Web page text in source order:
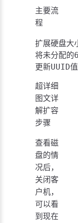
主要流
程
扩展硬盘大
将未分配的
超详细
图文详
解扩容
步骤
查看磁
盘的情
况后，
关闭客
户机，
可以看
到现在